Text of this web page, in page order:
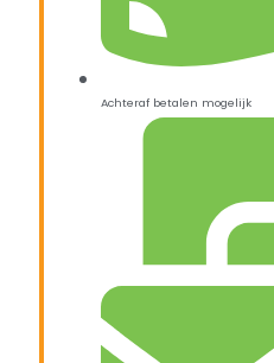
Achteraf betalen mogelijk